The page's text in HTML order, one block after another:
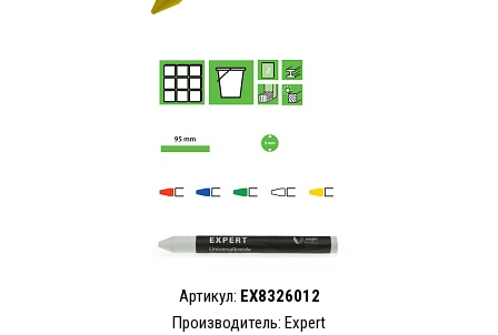
Артикул: EX8326012
Производитель: Expert